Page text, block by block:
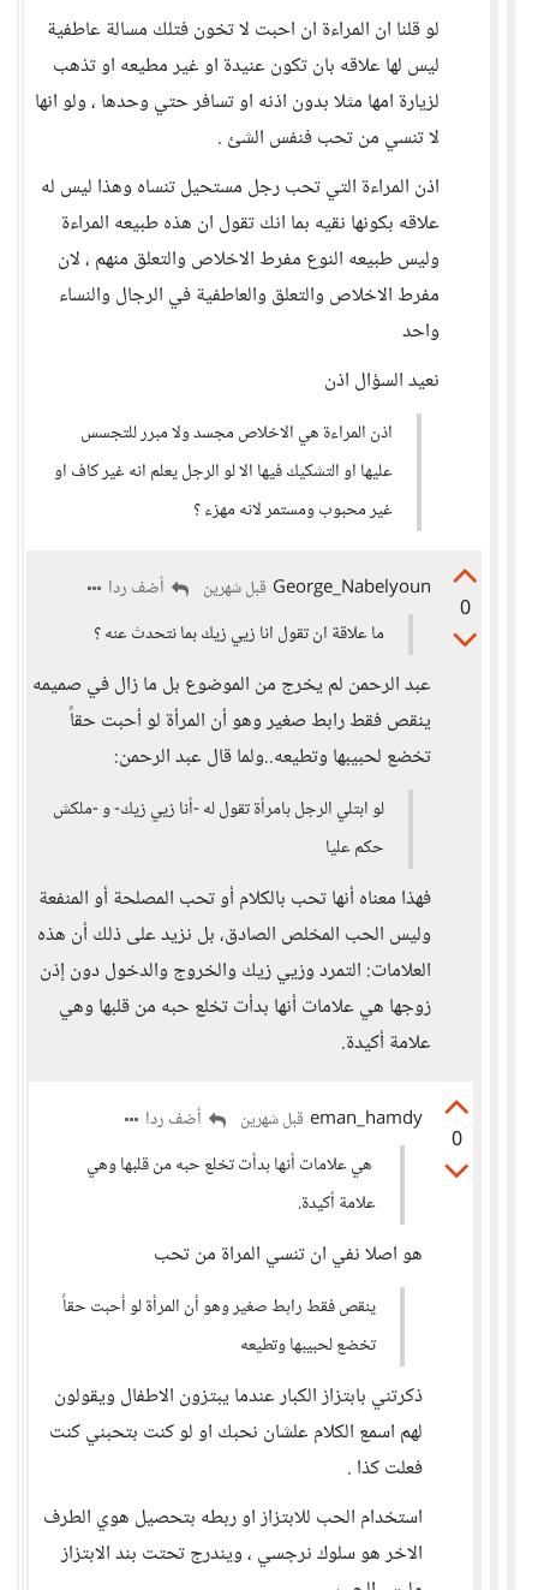
لو قلنا ان المراءة ان احبت لا تخون فتلك مسالة عاطفية
ليس لها علاقه بان تكون عنيدة او غير مطيعه او تذهب
لزيارة امها مثلا بدون اذنه او تسافر حتي وحدها ، ولو انها
لا تنسي من تحب فنفس الشئ .
اذن المراءة التي تحب رجل مستحيل تنساه وهذا ليس له
علاقه بكونها نقيه بما انك تقول ان هذه طبيعه المراءة
وليس طبيعه النوع مفرط الاخلاص والتعلق منهم ، لان
مفرط الاخلاص والتعلق والعاطفية في الرجال والنساء
واحد
نعيد السؤال اذن
اذن المراءة هي الاخلاص مجسد ولا مبرر للتجسس
عليها او التشكيك فيها الا لو الرجل يعلم انه غير كاف او
غير محبوب ومستمر لانه مهزء ؟
0
George_Nabelyoun قبل شهرين
أضف ردا
ما علاقة ان تقول انا زيي زيك بما نتحدث عنه ؟
عبد الرحمن لم يخرج من الموضوع بل ما زال في صميمه
ينقص فقط رابط صغير وهو أن المرأة لو أحبت حقاً
تخضع لحبيبها وتطيعه..ولما قال عبد الرحمن:
لو ابتلي الرجل بامرأة تقول له -أنا زيي زيك- و -ملكش
حكم عليا
فهذا معناه أنها تحب بالكلام أو تحب المصلحة أو المنفعة
وليس الحب المخلص الصادق، بل نزيد على ذلك أن هذه
العلامات: التمرد وزيي زيك والخروج والدخول دون إذن
زوجها هي علامات أنها بدأت تخلع حبه من قلبها وهي
علامة أكيدة.
0
eman_hamdy قبل شهرين
أضف ردا
هي علامات أنها بدأت تخلع حبه من قلبها وهي
علامة أكيدة.
هو اصلا نفي ان تنسي المراة من تحب
ينقص فقط رابط صغير وهو أن المرأة لو أحبت حقاً
تخضع لحبيبها وتطيعه
ذكرتني بابتزاز الكبار عندما يبتزون الاطفال ويقولون
لهم اسمع الكلام علشان نحبك او لو كنت بتحبني كنت
فعلت كذا .
استخدام الحب للابتزاز او ربطه بتحصيل هوي الطرف
الاخر هو سلوك نرجسي ، ويندرج تحتت بند الابتزاز